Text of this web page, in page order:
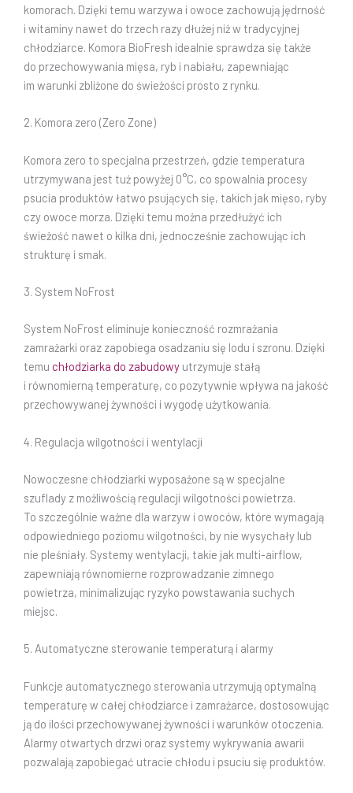
komorach. Dzięki temu warzywa i owoce zachowują jędrność
i witaminy nawet do trzech razy dłużej niż w tradycyjnej
chłodziarce. Komora BioFresh idealnie sprawdza się także
do przechowywania mięsa, ryb i nabiału, zapewniając
im warunki zbliżone do świeżości prosto z rynku.
2. Komora zero (Zero Zone)
Komora zero to specjalna przestrzeń, gdzie temperatura
utrzymywana jest tuż powyżej 0°C, co spowalnia procesy
psucia produktów łatwo psujących się, takich jak mięso, ryby
czy owoce morza. Dzięki temu można przedłużyć ich
świeżość nawet o kilka dni, jednocześnie zachowując ich
strukturę i smak.
3. System NoFrost
System NoFrost eliminuje konieczność rozmrażania
zamrażarki oraz zapobiega osadzaniu się lodu i szronu. Dzięki
temu chłodziarka do zabudowy utrzymuje stałą
i równomierną temperaturę, co pozytywnie wpływa na jakość
przechowywanej żywności i wygodę użytkowania.
4. Regulacja wilgotności i wentylacji
Nowoczesne chłodziarki wyposażone są w specjalne
szuflady z możliwością regulacji wilgotności powietrza.
To szczególnie ważne dla warzyw i owoców, które wymagają
odpowiedniego poziomu wilgotności, by nie wysychały lub
nie pleśniały. Systemy wentylacji, takie jak multi-airflow,
zapewniają równomierne rozprowadzanie zimnego
powietrza, minimalizując ryzyko powstawania suchych
miejsc.
5. Automatyczne sterowanie temperaturą i alarmy
Funkcje automatycznego sterowania utrzymują optymalną
temperaturę w całej chłodziarce i zamrażarce, dostosowując
ją do ilości przechowywanej żywności i warunków otoczenia.
Alarmy otwartych drzwi oraz systemy wykrywania awarii
pozwalają zapobiegać utracie chłodu i psuciu się produktów.